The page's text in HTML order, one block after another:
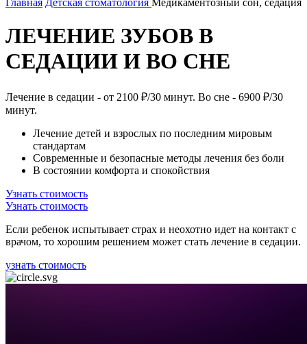
Главная Детская стоматология Медикаментозный сон, седация
ЛЕЧЕНИЕ ЗУБОВ В
СЕДАЦИИ И ВО СНЕ
Лечение в седации - от 2100 ₽/30 минут. Во сне - 6900 ₽/30
минут.
Лечение детей и взрослых по последним мировым
стандартам
Современные и безопасные методы лечения без боли
В состоянии комфорта и спокойствия
Узнать стоимость
Узнать стоимость
Если ребенок испытывает страх и неохотно идет на контакт с
врачом, то хорошим решением может стать лечение в седации.
узнать стоимость